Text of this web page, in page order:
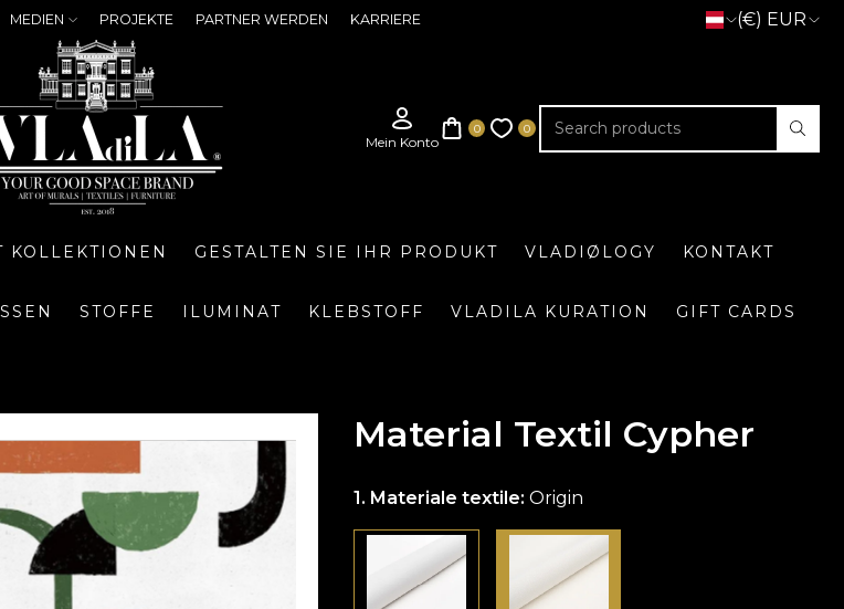
MEDIEN PROJEKTE PARTNER WERDEN KARRIERE (€) EUR
KOLLEKTIONEN GESTALTEN SIE IHR PRODUKT VLADIØLOGY KONTAKT
STOFFE ILUMINAT KLEBSTOFF VLADILA KURATION GIFT CARDS
Material Textil Cypher
Materiale textile:Origin